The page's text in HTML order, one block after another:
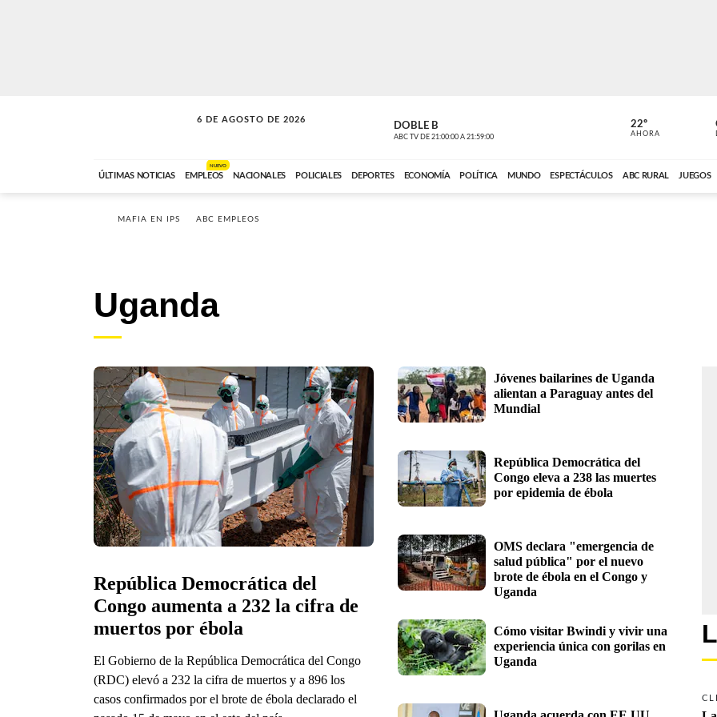
6 DE AGOSTO DE 2026
SOLO MÚSICA DOBLE B
ABC TV DE 21:00:00 A 21:59:00
DE TODO
ABC CARDINAL
22º
AHORA
ÚLTIMAS NOTICIAS EMPLEOS
NUEVO
NACIONALES POLICIALES DEPORTES ECONOMÍA POLÍTICA MUNDO ESPECTÁCULOS ABC RURAL JUEGOS
MAFIA EN IPS ABC EMPLEOS
Uganda
República Democrática del
Congo aumenta a 232 la cifra de
muertos por ébola
El Gobierno de la República Democrática del Congo
(RDC) elevó a 232 la cifra de muertos y a 896 los
casos confirmados por el brote de ébola declarado el
Jóvenes bailarines de Uganda
alientan a Paraguay antes del
Mundial
República Democrática del
Congo eleva a 238 las muertes
por epidemia de ébola
OMS declara "emergencia de
salud pública" por el nuevo
brote de ébola en el Congo y
Uganda
Cómo visitar Bwindi y vivir una
experiencia única con gorilas en
Uganda